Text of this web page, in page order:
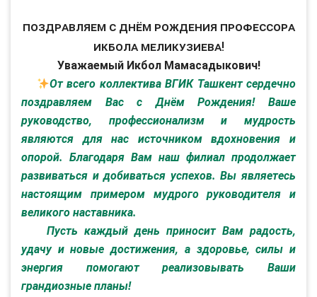
Поздравляем с Днём Рождения профессора
Икбола Меликузиева!
Уважаемый Икбол Мамасадыкович!
От всего коллектива ВГИК Ташкент сердечно
поздравляем Вас с Днём Рождения! Ваше
руководство, профессионализм и мудрость
являются для нас источником вдохновения и
опорой. Благодаря Вам наш филиал продолжает
развиваться и добиваться успехов. Вы являетесь
настоящим примером мудрого руководителя и
великого наставника.
Пусть каждый день приносит Вам радость,
удачу и новые достижения, а здоровье, силы и
энергия помогают реализовывать Ваши
грандиозные планы!